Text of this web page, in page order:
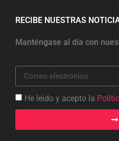
RECIBE NUESTRAS
Manténgase al día con
He leido y acepto la